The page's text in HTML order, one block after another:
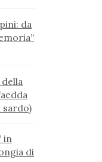
da
sardo)
in
di